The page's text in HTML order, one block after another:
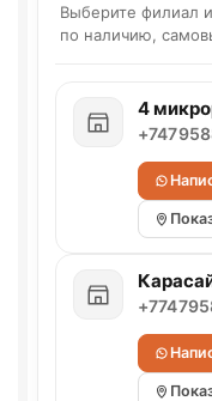
Выберите филиал
по наличию,
4